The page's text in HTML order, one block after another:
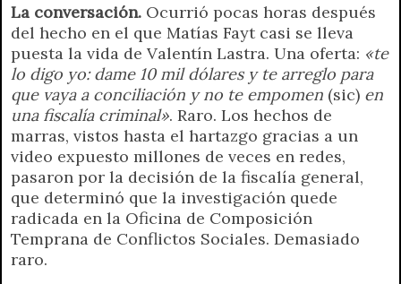
La conversación. Ocurrió pocas horas después
del hecho en el que Matías Fayt casi se lleva
puesta la vida de Valentín Lastra. Una oferta: «te
lo digo yo: dame 10 mil dólares y te arreglo para
que vaya a conciliación y no te empomen (sic) en
una fiscalía criminal». Raro. Los hechos de
marras, vistos hasta el hartazgo gracias a un
video expuesto millones de veces en redes,
pasaron por la decisión de la fiscalía general,
que determinó que la investigación quede
radicada en la Oficina de Composición
Temprana de Conflictos Sociales. Demasiado
raro.